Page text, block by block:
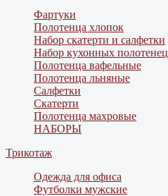
Фартуки
Полотенца хлопок
Набор скатерти и салфетки
Набор кухонных полотенец
Полотенца вафельные
Полотенца льняные
Салфетки
Скатерти
Полотенца махровые
НАБОРЫ
Трикотаж
Одежда для офиса
Футболки мужские